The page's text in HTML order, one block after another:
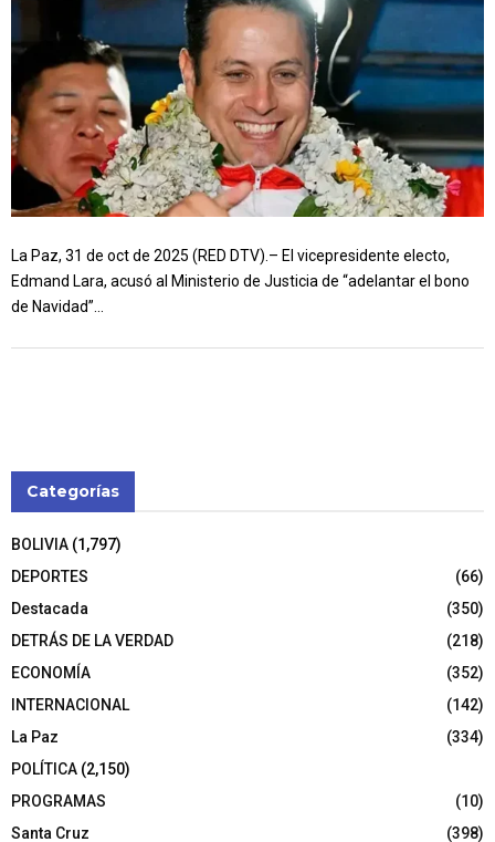
La Paz, 31 de oct de 2025 (RED DTV).– El vicepresidente electo,
Edmand Lara, acusó al Ministerio de Justicia de “adelantar el bono
de Navidad”...
Categorías
BOLIVIA (1,797)
DEPORTES
(66)
Destacada
(350)
DETRÁS DE LA VERDAD
(218)
ECONOMÍA
(352)
INTERNACIONAL
(142)
La Paz
(334)
POLÍTICA (2,150)
PROGRAMAS
(10)
Santa Cruz
(398)